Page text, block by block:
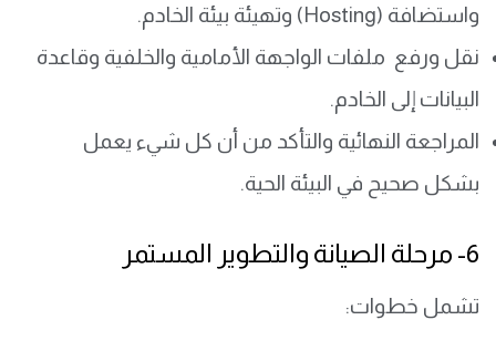
واستضافة (Hosting) وتهيئة بيئة الخادم.
نقل ورفع ملفات الواجهة الأمامية والخلفية وقاعدة
البيانات إلى الخادم.
المراجعة النهائية والتأكد من أن كل شيء يعمل
بشكل صحيح في البيئة الحية.
6- مرحلة الصيانة والتطوير المستمر
تشمل خطوات: